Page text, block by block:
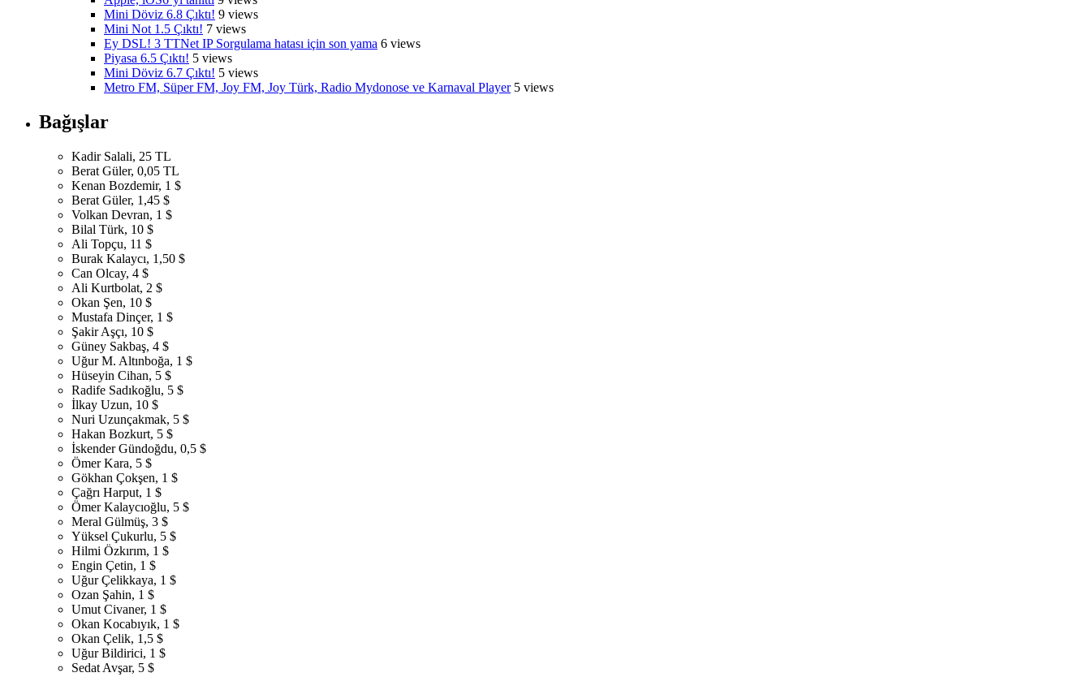
Mini Döviz 6.8 Çıktı! 9 views
Mini Not 1.5 Çıktı! 7 views
Ey DSL! 3 TTNet IP Sorgulama hatası için son yama 6 views
Piyasa 6.5 Çıktı! 5 views
Mini Döviz 6.7 Çıktı! 5 views
Metro FM, Süper FM, Joy FM, Joy Türk, Radio Mydonose ve Karnaval Player 5 views
Bağışlar
Kadir Salali, 25 TL
Berat Güler, 0,05 TL
Kenan Bozdemir, 1 $
Berat Güler, 1,45 $
Volkan Devran, 1 $
Bilal Türk, 10 $
Ali Topçu, 11 $
Burak Kalaycı, 1,50 $
Can Olcay, 4 $
Ali Kurtbolat, 2 $
Okan Şen, 10 $
Mustafa Dinçer, 1 $
Şakir Aşçı, 10 $
Güney Sakbaş, 4 $
Uğur M. Altınboğa, 1 $
Hüseyin Cihan, 5 $
Radife Sadıkoğlu, 5 $
İlkay Uzun, 10 $
Nuri Uzunçakmak, 5 $
Hakan Bozkurt, 5 $
İskender Gündoğdu, 0,5 $
Ömer Kara, 5 $
Gökhan Çokşen, 1 $
Çağrı Harput, 1 $
Ömer Kalaycıoğlu, 5 $
Meral Gülmüş, 3 $
Yüksel Çukurlu, 5 $
Hilmi Özkırım, 1 $
Engin Çetin, 1 $
Uğur Çelikkaya, 1 $
Ozan Şahin, 1 $
Umut Civaner, 1 $
Okan Kocabıyık, 1 $
Okan Çelik, 1,5 $
Uğur Bildirici, 1 $
Sedat Avşar, 5 $